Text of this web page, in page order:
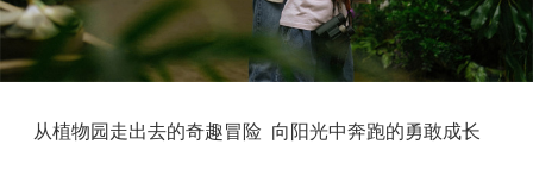
从植物园走出去的奇趣冒险 向阳光中奔跑的勇敢成长